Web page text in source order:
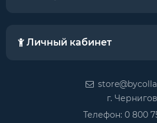
Личный кабинет
г. Чернигов
Телефон: 0 800